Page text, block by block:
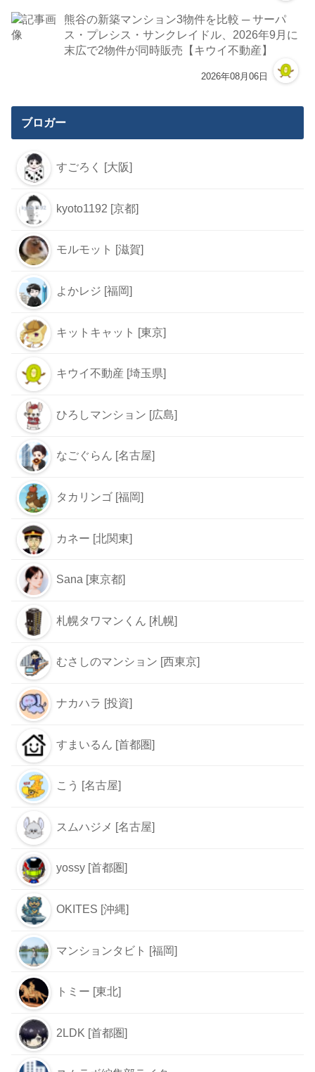
熊谷の新築マンション3物件を比較 ─ サーパ
ス・プレシス・サンクレイドル、2026年9月に
末広で2物件が同時販売【キウイ不動産】
2026年08月06日
ブロガー
すごろく [大阪]
kyoto1192 [京都]
モルモット [滋賀]
よかレジ [福岡]
キットキャット [東京]
キウイ不動産 [埼玉県]
ひろしマンション [広島]
なごぐらん [名古屋]
タカリンゴ [福岡]
カネー [北関東]
Sana [東京都]
札幌タワマンくん [札幌]
むさしのマンション [西東京]
ナカハラ [投資]
すまいるん [首都圏]
こう [名古屋]
スムハジメ [名古屋]
yossy [首都圏]
OKITES [沖縄]
マンションタビト [福岡]
トミー [東北]
2LDK [首都圏]